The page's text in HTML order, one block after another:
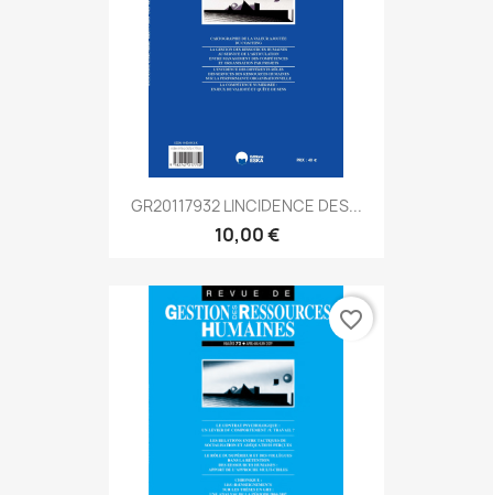
GR20117932 LINCIDENCE DES...
10,00 €
favorite_border